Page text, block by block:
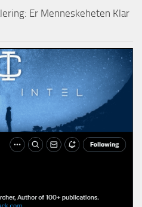
Er Menneskeheten Klar